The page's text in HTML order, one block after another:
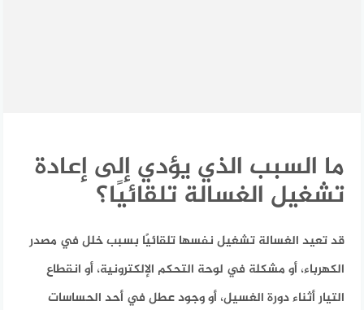
ما السبب الذي يؤدي إلى إعادة
تشغيل الغسالة تلقائيًا؟
قد تعيد الغسالة تشغيل نفسها تلقائيًا بسبب خلل في مصدر
الكهرباء، أو مشكلة في لوحة التحكم الإلكترونية، أو انقطاع
التيار أثناء دورة الغسيل، أو وجود عطل في أحد الحساسات